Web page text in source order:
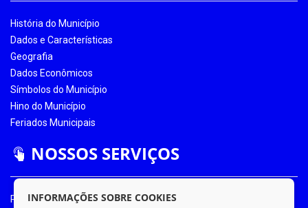
História do Município
Dados e Características
Geografia
Dados Econômicos
Símbolos do Município
Hino do Município
Feriados Municipais
NOSSOS SERVIÇOS
Portal da Transparência
INFORMAÇÕES SOBRE COOKIES